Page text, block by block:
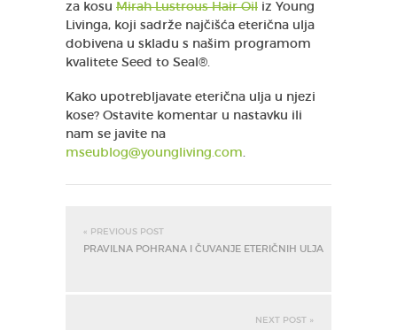
za kosu Mirah Lustrous Hair Oil iz Young
Livinga, koji sadrže najčišća eterična ulja
dobivena u skladu s našim programom
kvalitete Seed to Seal®.
Kako upotrebljavate eterična ulja u njezi
kose? Ostavite komentar u nastavku ili
nam se javite na
mseublog@youngliving.com.
« PREVIOUS POST
PRAVILNA POHRANA I ČUVANJE ETERIČNIH ULJA
NEXT POST »